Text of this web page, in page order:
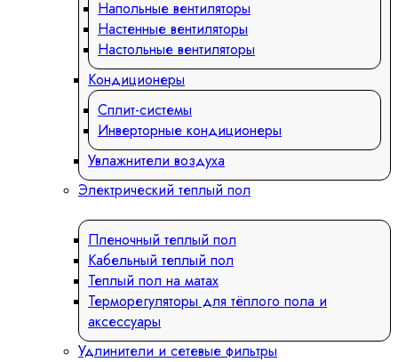
Напольные вентиляторы
Настенные вентиляторы
Настольные вентиляторы
Кондиционеры
Сплит-системы
Инверторные кондиционеры
Увлажнители воздуха
Электрический теплый пол
Пленочный теплый пол
Кабельный теплый пол
Теплый пол на матах
Терморегуляторы для тёплого пола и
аксессуары
Удлинители и сетевые фильтры